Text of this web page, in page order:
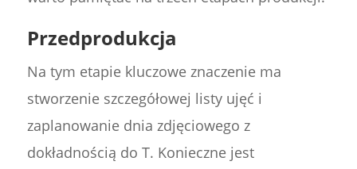
Przedprodukcja
Na tym etapie kluczowe znaczenie ma
stworzenie szczegółowej listy ujęć i
zaplanowanie dnia zdjęciowego z
dokładnością do T. Konieczne jest